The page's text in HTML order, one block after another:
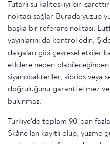
Tutarlı su kalitesi iyi bir
noktası sağlar Burada yüzüp
başka bir referans noktası.
yayınlarını da kontrol edin,
dalgaları gibi çevresel etkiler
etkilere neden olabileceğinden
siyanobakteriler, vibrios veya
doğruluğunu garanti etmez
bulunmaz.
Türkiye'de toplam 90 'dan fazla
Skåne län kayıtlı olup, yüzme